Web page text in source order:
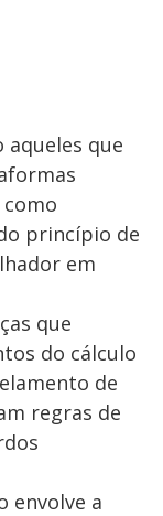
aqueles que
princípio de
em
que
do cálculo
de
regras de
envolve a